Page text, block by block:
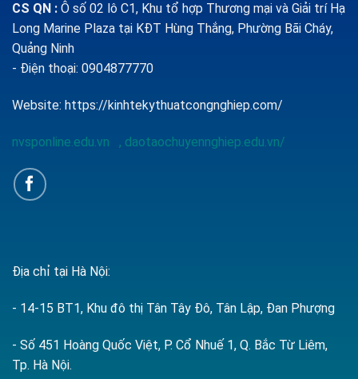
CS QN : Ô số 02 lô C1, Khu tổ hợp Thương mại và Giải trí Hạ
Long Marine Plaza tại KĐT Hùng Thắng, Phường Bãi Cháy,
Quảng Ninh
- Điện thoại: 0904877770
Website: https://kinhtekythuatcongnghiep.com/
nvsponline.edu.vn , daotaochuyennghiep.edu.vn/
Địa chỉ tại Hà Nội:
- 14-15 BT1, Khu đô thị Tân Tây Đô, Tân Lập, Đan Phượng
- Số 451 Hoàng Quốc Việt, P. Cổ Nhuế 1, Q. Bắc Từ Liêm,
Tp. Hà Nội.